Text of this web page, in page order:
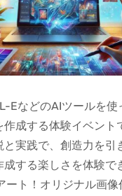
EなどのAIツールを使
作成する体験イベント
と実践で、創造力を引
する楽しさを体験で
ート！オリジナル画像